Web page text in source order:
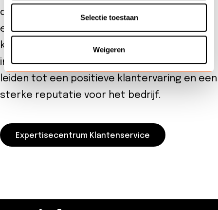
Selectie toestaan
Weigeren
onderhouden, kunnen bedrijven de kans op
escalatie minimaliseren en de
klanttevredenheid maximaliseren. Het
implementeren van deze strategieën kan
leiden tot een positieve klantervaring en een
sterke reputatie voor het bedrijf.
Expertisecentrum Klantenservice